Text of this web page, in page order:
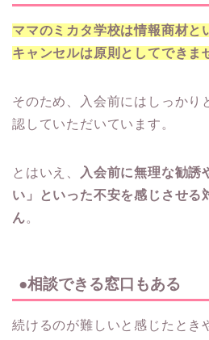
ママのミカタ学校は情報商材と
キャンセルは原則としてできま
そのため、入会前にはしっかり
認していただいています。
とはいえ、
入会前に無理な勧誘
い」といった不安を感じさせる
ん。
●相談できる窓口もある
続けるのが難しいと感じたとき